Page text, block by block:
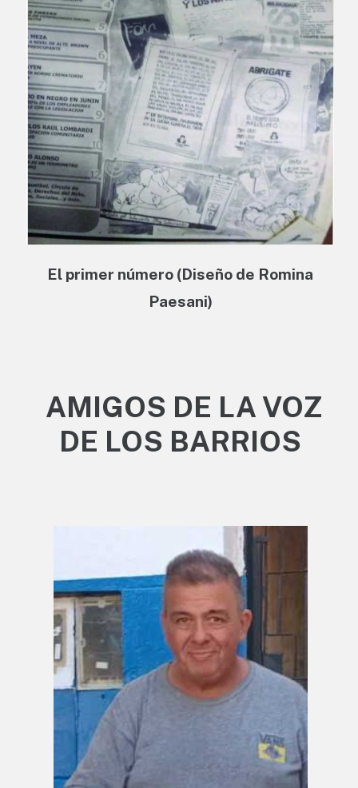
El primer número (Diseño de Romina
Paesani)
AMIGOS DE LA VOZ
DE LOS BARRIOS